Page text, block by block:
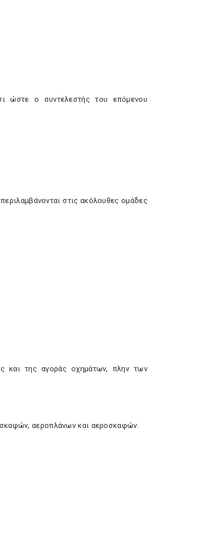
ώστε ο συντελεστής του επόμενου
στις ακόλουθες ομάδες
και της αγοράς οχημάτων, πλην των
σκαφών, αεροπλάνων και αεροσκαφών.